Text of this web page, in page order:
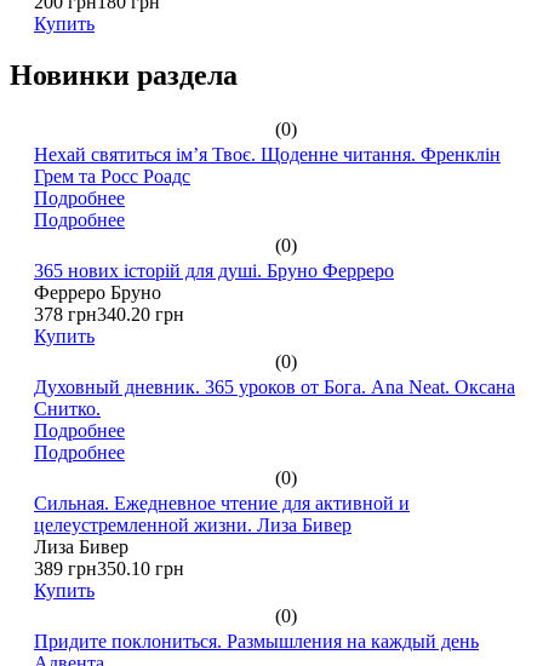
Купить
Новинки раздела
(0)
Нехай святиться ім’я Твоє. Щоденне читання. Френклін
Грем та Росс Роадс
Подробнее
Подробнее
(0)
365 нових історій для душі. Бруно Ферреро
Ферреро Бруно
378 грн340.20 грн
Купить
(0)
Духовный дневник. 365 уроков от Бога. Ana Neat. Оксана
Снитко.
Подробнее
Подробнее
(0)
Сильная. Ежедневное чтение для активной и
целеустремленной жизни. Лиза Бивер
Лиза Бивер
389 грн350.10 грн
Купить
(0)
Придите поклониться. Размышления на каждый день